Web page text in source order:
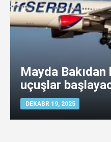
Mayda
uçuşlar
DEKABR 19, 2025